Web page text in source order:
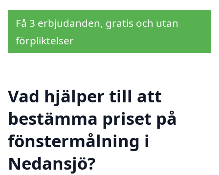
Få 3 erbjudanden, gratis och utan
förpliktelser
Vad hjälper till att
bestämma priset på
fönstermålning i
Nedansjö?